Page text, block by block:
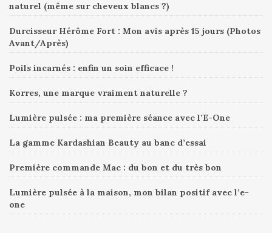
naturel (même sur cheveux blancs ?)
Durcisseur Hérôme Fort : Mon avis après 15 jours (Photos
Avant/Après)
Poils incarnés : enfin un soin efficace !
Korres, une marque vraiment naturelle ?
Lumière pulsée : ma première séance avec l’E-One
La gamme Kardashian Beauty au banc d’essai
Première commande Mac : du bon et du très bon
Lumière pulsée à la maison, mon bilan positif avec l’e-
one